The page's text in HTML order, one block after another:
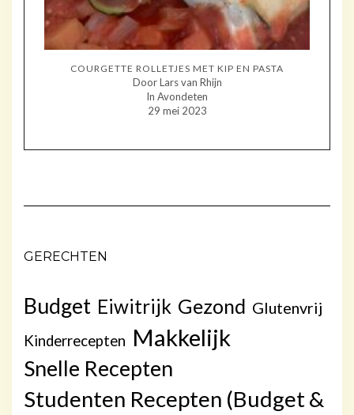
COURGETTE ROLLETJES MET KIP EN PASTA
Door Lars van Rhijn
In Avondeten
29 mei 2023
GERECHTEN
Budget Eiwitrijk Gezond Glutenvrij
Kinderrecepten Makkelijk
Snelle Recepten
Studenten Recepten (Budget &